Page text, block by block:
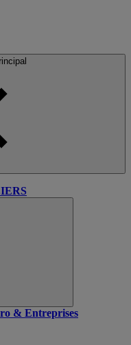
& Entreprises